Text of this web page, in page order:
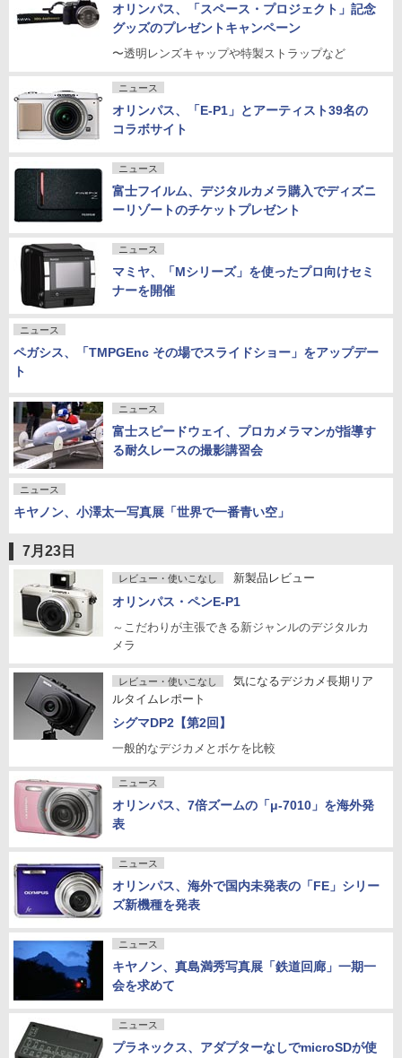
オリンパス、「スペース・プロジェクト」記念
グッズのプレゼントキャンペーン
〜透明レンズキャップや特製ストラップなど
ニュース
オリンパス、「E-P1」とアーティスト39名の
コラボサイト
ニュース
富士フイルム、デジタルカメラ購入でディズニ
ーリゾートのチケットプレゼント
ニュース
マミヤ、「Mシリーズ」を使ったプロ向けセミ
ナーを開催
ニュース
ペガシス、「TMPGEnc その場でスライドショー」をアップデー
ト
ニュース
富士スピードウェイ、プロカメラマンが指導す
る耐久レースの撮影講習会
ニュース
キヤノン、小澤太一写真展「世界で一番青い空」
7月23日
レビュー・使いこなし 新製品レビュー
オリンパス・ペンE-P1
～こだわりが主張できる新ジャンルのデジタルカ
メラ
レビュー・使いこなし
気になるデジカメ長期リア
ルタイムレポート
シグマDP2【第2回】
一般的なデジカメとボケを比較
ニュース
オリンパス、7倍ズームの「μ-7010」を海外発
表
ニュース
オリンパス、海外で国内未発表の「FE」シリー
ズ新機種を発表
ニュース
キヤノン、真島満秀写真展「鉄道回廊」一期一
会を求めて
ニュース
プラネックス、アダプターなしでmicroSDが使